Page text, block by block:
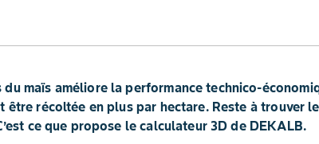
maïs améliore la performance technico-
être récoltée en plus par hectare. Reste à trouver
ce que propose le calculateur 3D de DEKALB.